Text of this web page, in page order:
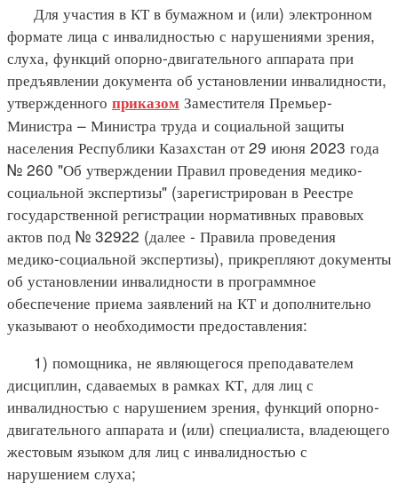
Для участия в КТ в бумажном и (или) электронном
формате лица с инвалидностью с нарушениями зрения,
слуха, функций опорно-двигательного аппарата при
предъявлении документа об установлении инвалидности,
утвержденного приказом Заместителя Премьер-
Министра – Министра труда и социальной защиты
населения Республики Казахстан от 29 июня 2023 года
№ 260 "Об утверждении Правил проведения медико-
социальной экспертизы" (зарегистрирован в Реестре
государственной регистрации нормативных правовых
актов под № 32922 (далее - Правила проведения
медико-социальной экспертизы), прикрепляют документы
об установлении инвалидности в программное
обеспечение приема заявлений на КТ и дополнительно
указывают о необходимости предоставления:
1) помощника, не являющегося преподавателем
дисциплин, сдаваемых в рамках КТ, для лиц с
инвалидностью с нарушением зрения, функций опорно-
двигательного аппарата и (или) специалиста, владеющего
жестовым языком для лиц с инвалидностью с
нарушением слуха;